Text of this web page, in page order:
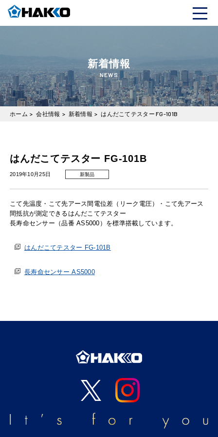
新着情報
NEWS
ホーム > 会社情報 > 新着情報 > はんだこてテスター FG-101B
はんだこてテスター FG-101B
2019年10月25日 新製品
こて先温度・こて先アース間電位差（リーク電圧）・こて先アース
間抵抗が測定できるはんだこてテスター
長寿命センサー（品番 AS5000）を標準搭載しています。
はんだこてテスター FG-101B
長寿命センサー AS5000